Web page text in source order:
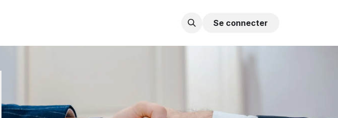
Se connecter